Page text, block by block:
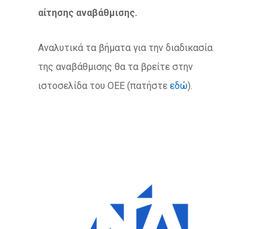
αίτησης αναβάθμισης.
Αναλυτικά τα βήματα για την διαδικασία
της αναβάθμισης θα τα βρείτε στην
ιστοσελίδα του ΟΕΕ (πατήστε εδώ).